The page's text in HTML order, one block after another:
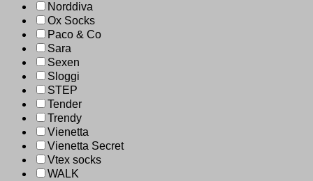
Norddiva
Ox Socks
Paco & Co
Sara
Sexen
Sloggi
STEP
Tender
Trendy
Vienetta
Vienetta Secret
Vtex socks
WALK